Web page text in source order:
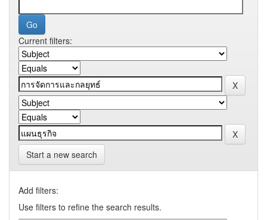
Current filters:
Start a new search
Add filters:
Use filters to refine the search results.